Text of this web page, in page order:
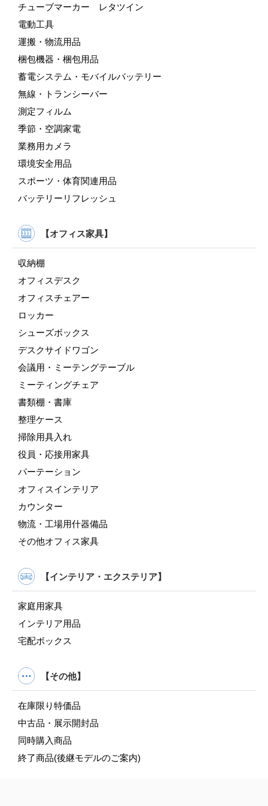
チューブマーカー レタツイン
電動工具
運搬・物流用品
梱包機器・梱包用品
蓄電システム・モバイルバッテリー
無線・トランシーバー
測定フィルム
季節・空調家電
業務用カメラ
環境安全用品
スポーツ・体育関連用品
バッテリーリフレッシュ
【オフィス家具】
収納棚
オフィスデスク
オフィスチェアー
ロッカー
シューズボックス
デスクサイドワゴン
会議用・ミーテングテーブル
ミーティングチェア
書類棚・書庫
整理ケース
掃除用具入れ
役員・応接用家具
パーテーション
オフィスインテリア
カウンター
物流・工場用什器備品
その他オフィス家具
【インテリア・エクステリア】
家庭用家具
インテリア用品
宅配ボックス
【その他】
在庫限り特価品
中古品・展示開封品
同時購入商品
終了商品(後継モデルのご案内)